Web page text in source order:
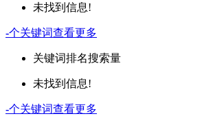
未找到信息!
-个关键词查看更多
关键词排名搜索量
未找到信息!
-个关键词查看更多